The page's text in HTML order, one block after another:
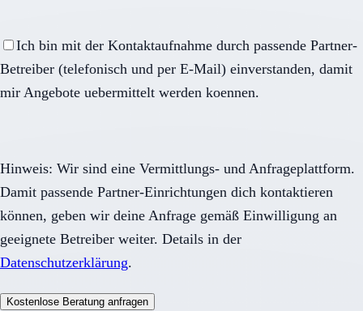
Ich bin mit der Kontaktaufnahme durch passende Partner-
Betreiber (telefonisch und per E-Mail) einverstanden, damit
mir Angebote uebermittelt werden koennen.
Hinweis: Wir sind eine Vermittlungs- und Anfrageplattform.
Damit passende Partner-Einrichtungen dich kontaktieren
können, geben wir deine Anfrage gemäß Einwilligung an
geeignete Betreiber weiter. Details in der
Datenschutzerklärung.
Kostenlose Beratung anfragen